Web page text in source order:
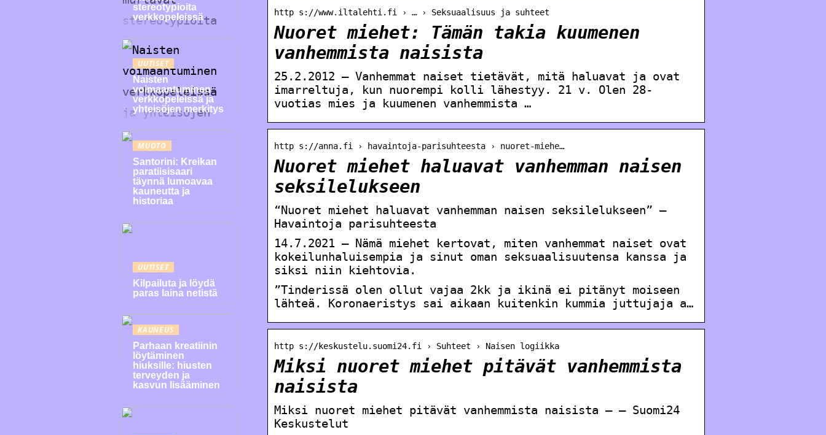
http s://www.iltalehti.fi › … › Seksuaalisuus ja suhteet
Nuoret miehet: Tämän takia kuumenen
vanhemmista naisista
25.2.2012 — Vanhemmat naiset tietävät, mitä haluavat ja ovat
imarreltuja, kun nuorempi kolli lähestyy. 21 v. Olen 28-
vuotias mies ja kuumenen vanhemmista …
http s://anna.fi › havaintoja-parisuhteesta › nuoret-miehe…
Nuoret miehet haluavat vanhemman naisen
seksilelukseen
“Nuoret miehet haluavat vanhemman naisen seksilelukseen” –
Havaintoja parisuhteesta
14.7.2021 — Nämä miehet kertovat, miten vanhemmat naiset ovat
kokeilunhaluisempia ja sinut oman seksuaalisuutensa kanssa ja
siksi niin kiehtovia.
”Tinderissä olen ollut vajaa 2kk ja ikinä ei pitänyt moiseen
lähteä. Koronaeristys sai aikaan kuitenkin kummia juttujaja a…
http s://keskustelu.suomi24.fi › Suhteet › Naisen logiikka
Miksi nuoret miehet pitävät vanhemmista
naisista
Miksi nuoret miehet pitävät vanhemmista naisista – – Suomi24
Keskustelut
stereotypioita
verkkopeleissä
UUTISET
Naisten
voimaantuminen
verkkopeleissä ja
yhteisöjen merkitys
MUOTO
Santorini: Kreikan
paratiisisaari
täynnä lumoavaa
kauneutta ja
historiaa
UUTISET
Kilpailuta ja löydä
paras laina netistä
KAUNEUS
Parhaan kreatiinin
löytäminen
hiuksille: hiusten
terveyden ja
kasvun lisääminen